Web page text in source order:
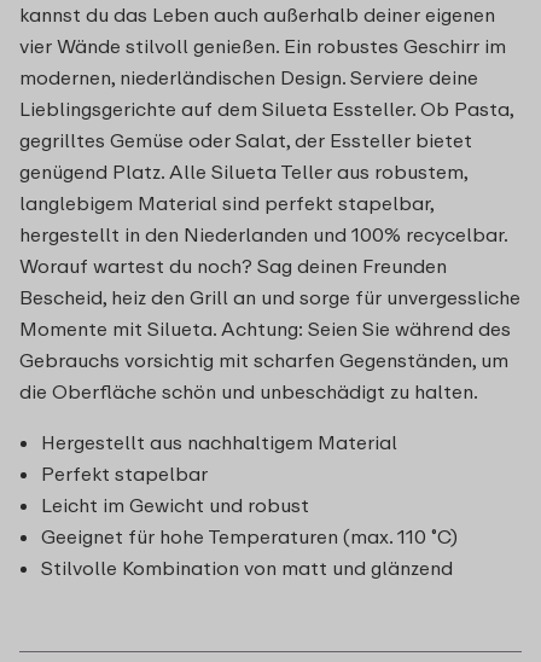
kannst du das Leben auch außerhalb deiner eigenen
vier Wände stilvoll genießen. Ein robustes Geschirr im
modernen, niederländischen Design. Serviere deine
Lieblingsgerichte auf dem Silueta Essteller. Ob Pasta,
gegrilltes Gemüse oder Salat, der Essteller bietet
genügend Platz. Alle Silueta Teller aus robustem,
langlebigem Material sind perfekt stapelbar,
hergestellt in den Niederlanden und 100% recycelbar.
Worauf wartest du noch? Sag deinen Freunden
Bescheid, heiz den Grill an und sorge für unvergessliche
Momente mit Silueta. Achtung: Seien Sie während des
Gebrauchs vorsichtig mit scharfen Gegenständen, um
die Oberfläche schön und unbeschädigt zu halten.
Hergestellt aus nachhaltigem Material
Perfekt stapelbar
Leicht im Gewicht und robust
Geeignet für hohe Temperaturen (max. 110 ˚C)
Stilvolle Kombination von matt und glänzend